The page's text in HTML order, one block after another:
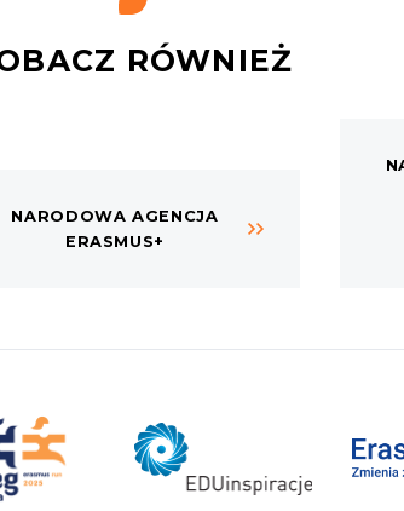
RÓWNIEŻ
NARODOWA AGENCJA
ERASMUS+